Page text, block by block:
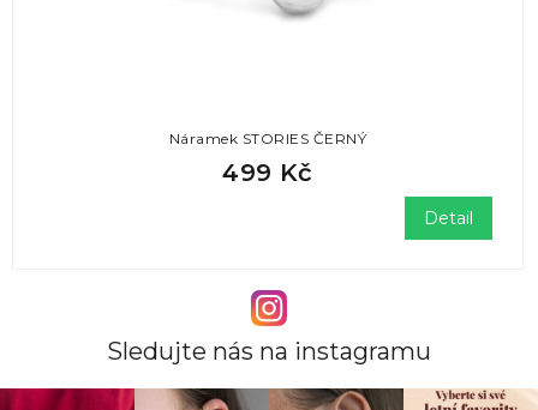
Náramek STORIES ČERNÝ
499 Kč
Detail
Sledujte nás na instagramu